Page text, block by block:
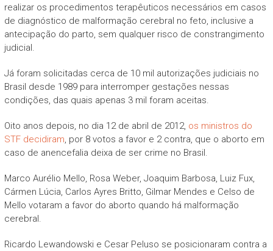
realizar os procedimentos terapêuticos necessários em casos
de diagnóstico de malformação cerebral no feto, inclusive a
antecipação do parto, sem qualquer risco de constrangimento
judicial.
Já foram solicitadas cerca de 10 mil autorizações judiciais no
Brasil desde 1989 para interromper gestações nessas
condições, das quais apenas 3 mil foram aceitas.
Oito anos depois, no dia 12 de abril de 2012, os ministros do
STF decidiram, por 8 votos a favor e 2 contra, que o aborto em
caso de anencefalia deixa de ser crime no Brasil.
Marco Aurélio Mello, Rosa Weber, Joaquim Barbosa, Luiz Fux,
Cármen Lúcia, Carlos Ayres Britto, Gilmar Mendes e Celso de
Mello votaram a favor do aborto quando há malformação
cerebral.
Ricardo Lewandowski e Cesar Peluso se posicionaram contra a